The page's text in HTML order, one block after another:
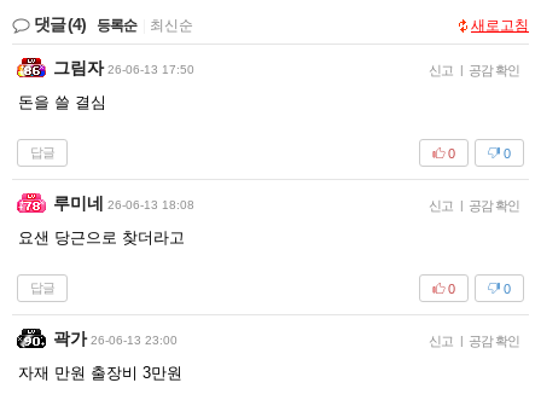
댓글(4) 등록순 최신순 새로고침
그림자 26-06-13 17:50 신고 공감 확인
돈을 쓸 결심
답글 0
0
루미네 26-06-13 18:08 신고 공감 확인
요샌 당근으로 찾더라고
답글 0
0
곽가 26-06-13 23:00 신고 공감 확인
자재 만원 출장비 3만원